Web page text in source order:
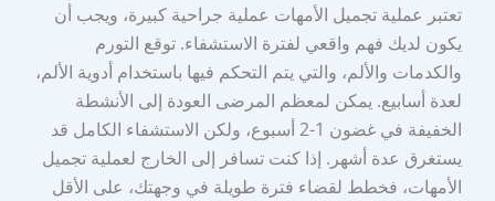
تعتبر عملية تجميل الأمهات عملية جراحية كبيرة، ويجب أن
يكون لديك فهم واقعي لفترة الاستشفاء. توقع التورم
والكدمات والألم، والتي يتم التحكم فيها باستخدام أدوية الألم،
لعدة أسابيع. يمكن لمعظم المرضى العودة إلى الأنشطة
الخفيفة في غضون 1-2 أسبوع، ولكن الاستشفاء الكامل قد
يستغرق عدة أشهر. إذا كنت تسافر إلى الخارج لعملية تجميل
الأمهات، فخطط لقضاء فترة طويلة في وجهتك، على الأقل